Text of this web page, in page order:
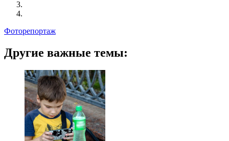
Фоторепортаж
Другие важные темы: